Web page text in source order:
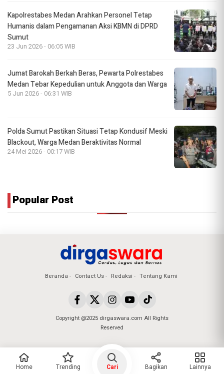
Kapolrestabes Medan Arahkan Personel Tetap
Humanis dalam Pengamanan Aksi KBMN di DPRD
Sumut
23 Jun 2026 - 06:05 WIB
Jumat Barokah Berkah Beras, Pewarta Polrestabes
Medan Tebar Kepedulian untuk Anggota dan Warga
5 Jun 2026 - 06:31 WIB
Polda Sumut Pastikan Situasi Tetap Kondusif Meski
Blackout, Warga Medan Beraktivitas Normal
24 Mei 2026 - 00:17 WIB
Popular Post
Beranda Contact Us Redaksi Tentang Kami
Copyright @2025 dirgaswara.com All Rights
Reserved
Home Trending Cari Bagikan Lainnya